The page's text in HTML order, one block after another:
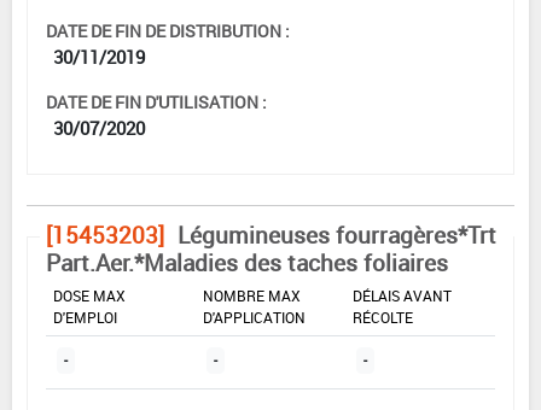
DATE DE FIN DE DISTRIBUTION :
30/11/2019
DATE DE FIN D'UTILISATION :
30/07/2020
[15453203] Légumineuses fourragères*Trt
Part.Aer.*Maladies des taches foliaires
DOSE MAX
D'EMPLOI
NOMBRE MAX
D'APPLICATION
DÉLAIS AVANT
RÉCOLTE
- - -